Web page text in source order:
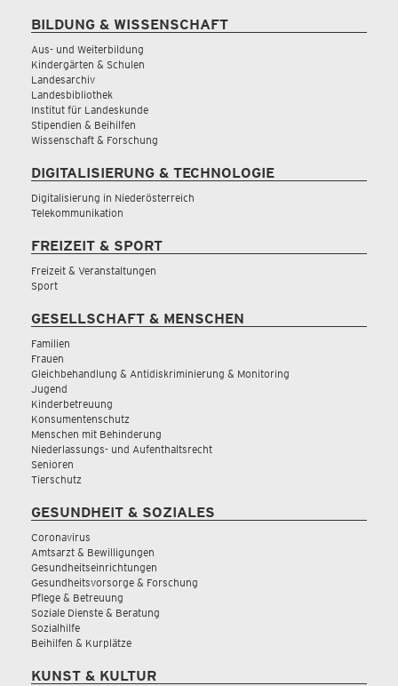
BILDUNG & WISSENSCHAFT
Aus- und Weiterbildung
Kindergärten & Schulen
Landesarchiv
Landesbibliothek
Institut für Landeskunde
Stipendien & Beihilfen
Wissenschaft & Forschung
DIGITALISIERUNG & TECHNOLOGIE
Digitalisierung in Niederösterreich
Telekommunikation
FREIZEIT & SPORT
Freizeit & Veranstaltungen
Sport
GESELLSCHAFT & MENSCHEN
Familien
Frauen
Gleichbehandlung & Antidiskriminierung & Monitoring
Jugend
Kinderbetreuung
Konsumentenschutz
Menschen mit Behinderung
Niederlassungs- und Aufenthaltsrecht
Senioren
Tierschutz
GESUNDHEIT & SOZIALES
Coronavirus
Amtsarzt & Bewilligungen
Gesundheitseinrichtungen
Gesundheitsvorsorge & Forschung
Pflege & Betreuung
Soziale Dienste & Beratung
Sozialhilfe
Beihilfen & Kurplätze
KUNST & KULTUR